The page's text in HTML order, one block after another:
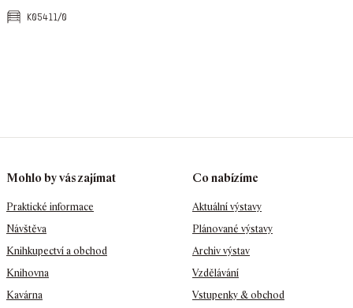
k05411/0
Mohlo by vás zajímat
Praktické informace
Návštěva
Knihkupectví a obchod
Knihovna
Kavárna
Co nabízíme
Aktuální výstavy
Plánované výstavy
Archiv výstav
Vzdělávání
Vstupenky & obchod